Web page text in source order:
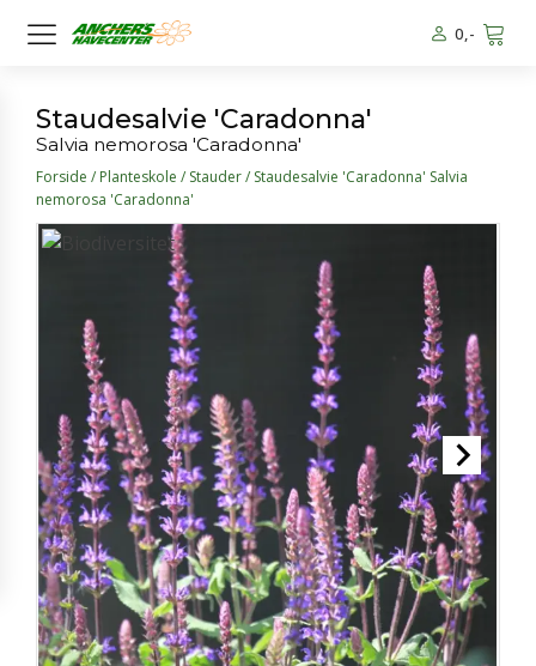
0,-
Forside / Planteskole / Stauder/ Staudesalvie 'Caradonna' Salvia
nemorosa 'Caradonna'
Staudesalvie 'Caradonna'
Salvia nemorosa 'Caradonna'